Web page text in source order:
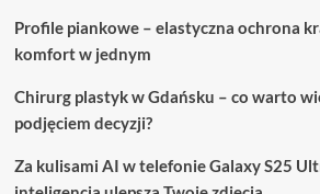
Profile piankowe – elastyczna ochrona
komfort w jednym
Chirurg plastyk w Gdańsku – co warto
podjęciem decyzji?
Za kulisami AI w telefonie Galaxy S25